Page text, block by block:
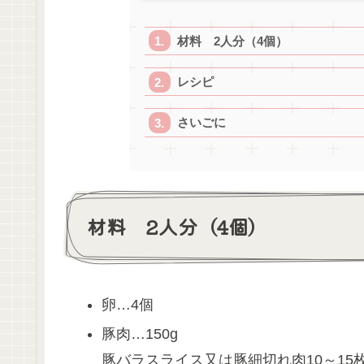
材料 2人分（4個）
レシピ
さいごに
材料 2人分（4個）
卵…4個
豚肉…150g
豚バラスライス又は豚細切れ肉10～15